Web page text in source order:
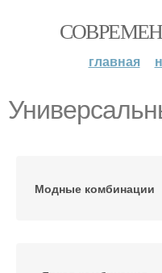
главная
Модные комбинации